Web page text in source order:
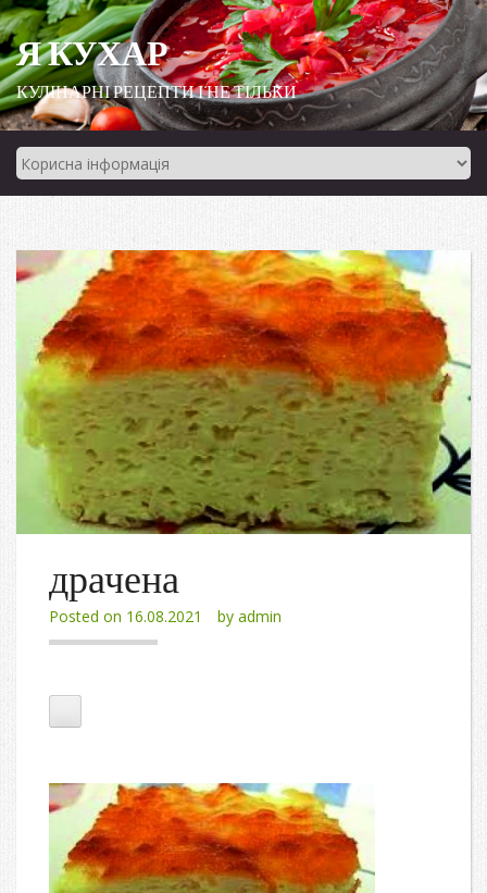
Я КУХАР
КУЛІНАРНІ РЕЦЕПТИ І НЕ ТІЛЬКИ
драчена
Posted on 16.08.2021 by admin